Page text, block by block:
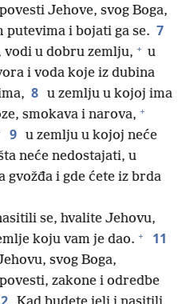
Jehove, svog Boga,
i bojati ga se. 7
vodi u dobru zemlju, + u
i voda koje iz dubina
8 u zemlju u kojoj ima
smokava i narova, +
9 u zemlju u kojoj neće
neće nedostajati, u
gvožđa i gde ćete iz brda
se, hvalite Jehovu,
koju vam je dao. + 11
svog Boga,
zakone i odredbe